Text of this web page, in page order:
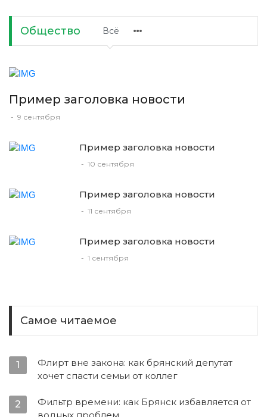
Общество Всё
Пример заголовка новости
- 9 сентября
Пример заголовка новости
- 10 сентября
Пример заголовка новости
- 11 сентября
Пример заголовка новости
- 1 сентября
Самое читаемое
1
Флирт вне закона: как брянский депутат
хочет спасти семьи от коллег
2
Фильтр времени: как Брянск избавляется от